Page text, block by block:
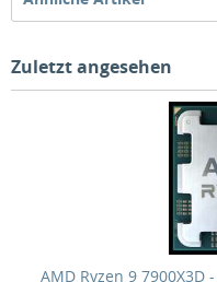
Zuletzt angesehen
AMD Ryzen 9 7900X3D